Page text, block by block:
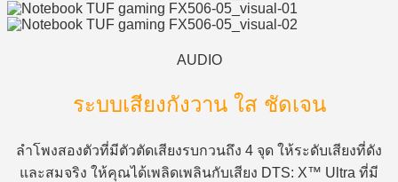
AUDIO
ระบบเสียงกังวาน ใส ชัดเจน
ลำโพงสองตัวที่มีตัวตัดเสียงรบกวนถึง 4 จุด ให้ระดับเสียงที่ดัง
และสมจริง ให้คุณได้เพลิดเพลินกับเสียง DTS: X™ Ultra ที่มี